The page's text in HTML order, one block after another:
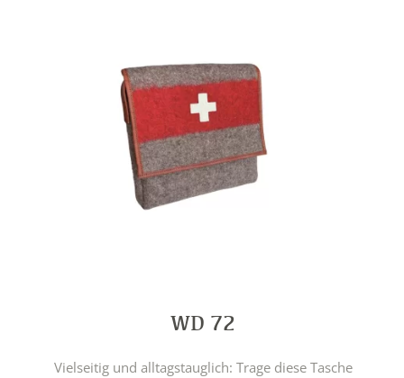
WD 72
Vielseitig und alltagstauglich: Trage diese Tasche